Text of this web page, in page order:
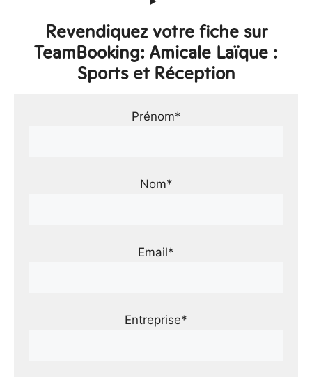
Revendiquez votre fiche sur
TeamBooking: Amicale Laïque :
Sports et Réception
Prénom*
Nom*
Email*
Entreprise*